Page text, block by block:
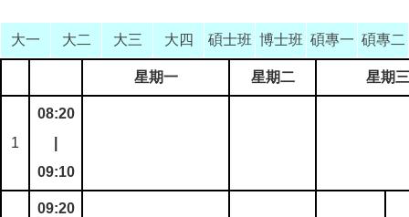
大一 大二 大三 大四 碩士班 博士班 碩專一 碩專二
星期一 星期二 星期三
1
08:20
09:10
09:20